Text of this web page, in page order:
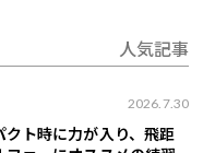
人気記事
2026.7.30
クト時に力が入り、飛距